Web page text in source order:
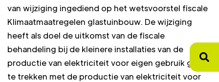
van wijziging ingediend op het wetsvoorstel fiscale
Klimaatmaatregelen glastuinbouw. De wijziging
heeft als doel de uitkomst van de fiscale
behandeling bij de kleinere installaties van de
productie van elektriciteit voor eigen gebruik gelijk
te trekken met de productie van elektriciteit voor